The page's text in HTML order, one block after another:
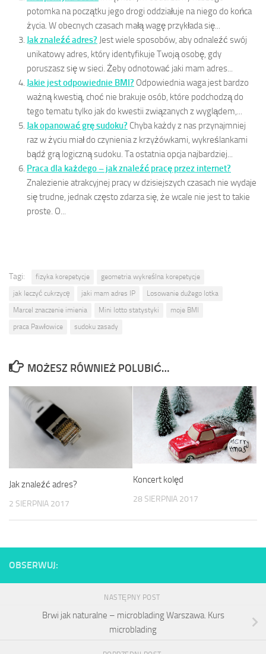
potomka na początku jego drogi oddziałuje na niego do końca
życia. W obecnych czasach małą wagę przykłada się...
Jak znaleźć adres? Jest wiele sposobów, aby odnaleźć swój
unikatowy adres, który identyfikuje Twoją osobę, gdy
poruszasz się w sieci. Żeby odnotować jaki mam adres...
Jakie jest odpowiednie BMI? Odpowiednia waga jest bardzo
ważną kwestią, choć nie brakuje osób, które podchodzą do
tego tematu tylko jak do kwestii związanych z wyglądem,...
Jak opanować grę sudoku? Chyba każdy z nas przynajmniej
raz w życiu miał do czynienia z krzyżówkami, wykreślankami
bądź grą logiczną sudoku. Ta ostatnia opcja najbardziej...
Praca dla każdego – jak znaleźć pracę przez internet?
Znalezienie atrakcyjnej pracy w dzisiejszych czasach nie wydaje
się trudne, jednak często zdarza się, że wcale nie jest to takie
proste. O...
Tagi: fizyka korepetycje
geometria wykreślna korepetycje
jak leczyć cukrzycę
jaki mam adres IP
Losowanie dużego lotka
Marcel znaczenie imienia
Mini lotto statystyki
moje BMI
praca Pawłowice
sudoku zasady
MOŻESZ RÓWNIEŻ POLUBIĆ…
Jak znaleźć adres?
2 SIERPNIA 2017
Koncert kolęd
28 SIERPNIA 2017
OBSERWUJ:
NASTĘPNY POST
Brwi jak naturalne – microblading Warszawa. Kurs
microblading